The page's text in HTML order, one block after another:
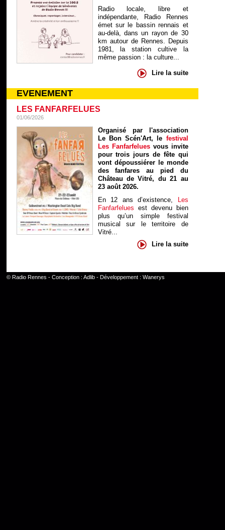
Radio locale, libre et
indépendante, Radio Rennes
émet sur le bassin rennais et
au-delà, dans un rayon de 30
km autour de Rennes. Depuis
1981, la station cultive la
même passion : la culture...
Lire la suite
EVENEMENT
LES FANFARFELUES
01/06/2026
Organisé par l'association
Le Bon Scén'Art, le festival
Les Fanfarfelues vous invite
pour trois jours de fête qui
vont dépoussiérer le monde
des fanfares au pied du
Château de Vitré, du 21 au
23 août 2026.
En 12 ans d’existence, Les
Fanfarfelues est devenu bien
plus qu’un simple festival
musical sur le territoire de
Vitré...
Lire la suite
© Radio Rennes - Conception : Adlib- Développement : Wanerys